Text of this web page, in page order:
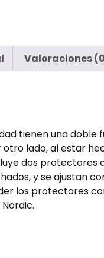
Valoraciones
tienen una
lado, al estar
dos
y se ajustan
los protectores